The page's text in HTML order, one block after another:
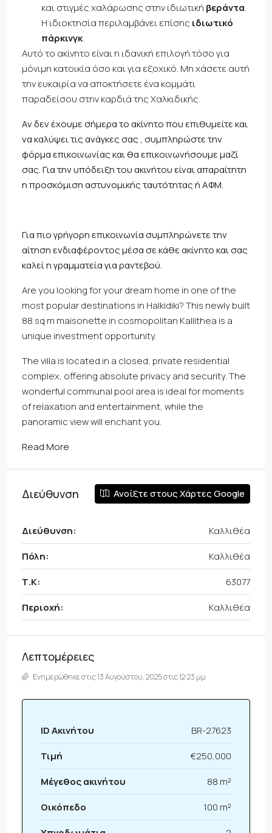
και στιγμές χαλάρωσης στην ιδιωτική βεράντα.
Η ιδιοκτησία περιλαμβάνει επίσης ιδιωτικό
πάρκινγκ.
Αυτό το ακίνητο είναι η ιδανική επιλογή τόσο για
μόνιμη κατοικία όσο και για εξοχικό. Μη χάσετε αυτή
την ευκαιρία να αποκτήσετε ένα κομμάτι
παραδείσου στην καρδιά της Χαλκιδικής.
Αν δεν έχουμε σήμερα το ακίνητο που επιθυμείτε και
να καλύψει τις ανάγκες σας , συμπληρώστε την
φόρμα επικοινωνίας και θα επικοινωνήσουμε μαζί
σας. Για την υπόδειξη του ακινήτου είναι απαραίτητη
η προσκόμιση αστυνομικής ταυτότητας ή ΑΦΜ.
Για πιο γρήγορη επικοινωνία συμπληρώνετε την
αίτηση ενδιαφέροντος μέσα σε κάθε ακίνητο και σας
καλεί η γραμματεία για ραντεβού.
Are you looking for your dream home in one of the
most popular destinations in Halkidiki? This newly built
88 sq m maisonette in cosmopolitan Kallithea is a
unique investment opportunity.
The villa is located in a closed, private residential
complex, offering absolute privacy and security. The
wonderful communal pool area is ideal for moments
of relaxation and entertainment, while the
panoramic view will enchant you.
Read More
Διεύθυνση Ανοίξτε στους Χάρτες Google
Διεύθυνση:
Καλλιθέα
Πόλη:
Καλλιθέα
Τ.Κ:
63077
Περιοχή:
Καλλιθέα
Λεπτομέρειες
Ενημερώθηκε στις 13 Αυγούστου, 2025 στις 12:23 μμ
ID Ακινήτου
BR-27623
Τιμή
€250,000
Μέγεθος ακινήτου
88 m²
Οικόπεδο
100 m²